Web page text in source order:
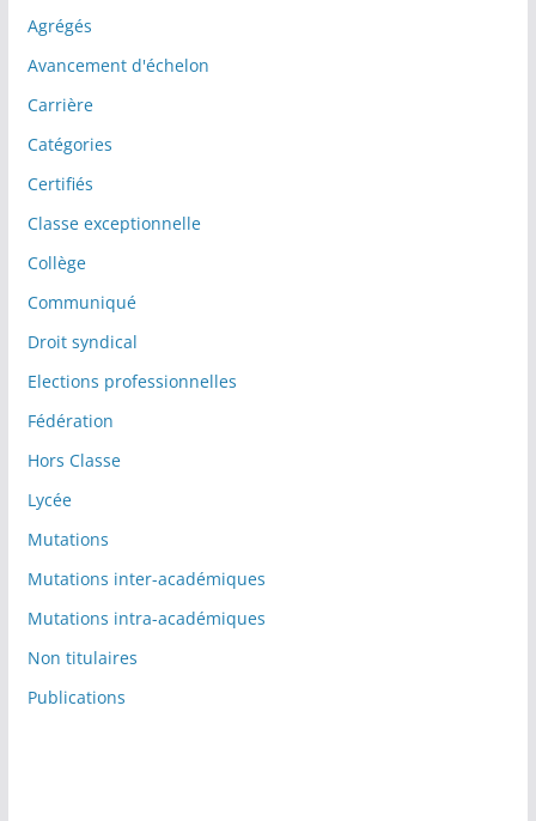
Agrégés
Avancement d'échelon
Carrière
Catégories
Certifiés
Classe exceptionnelle
Collège
Communiqué
Droit syndical
Elections professionnelles
Fédération
Hors Classe
Lycée
Mutations
Mutations inter-académiques
Mutations intra-académiques
Non titulaires
Publications